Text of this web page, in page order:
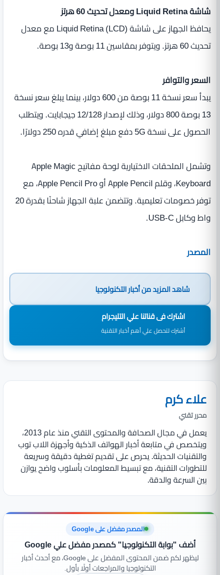
شاشة Liquid Retina ومعدل تحديث 60 هرتز
يحافظ الجهاز على شاشة Liquid Retina (LCD) مع معدل
تحديث 60 هرتز. ويتوفر بمقاسين 11 بوصة و13 بوصة.
السعر والتوافر
يبدأ سعر نسخة 11 بوصة من 600 دولار، بينما يبلغ سعر نسخة
13 بوصة 800 دولار، وذلك لإصدار 12/128 جيجابايت. ويتطلب
الحصول على نسخة 5G دفع مبلغ إضافي قدره 250 دولارًا.
وتشمل الملحقات الاختيارية لوحة مفاتيح Apple Magic
Keyboard، وقلم Apple Pencil أو Apple Pencil Pro، مع
توفر خصومات تعليمية. وتتضمن علبة الجهاز شاحنًا بقدرة 20
واط وكابل USB-C.
المصدر
شاهد المزيد منأخبار التكنولوجيا
اشترك فى قناتنا علي التليجرام
أشترك لتحصل علي أهم أخبار التقنية
علاء كرم
محرر تقني
يعمل في مجال الصحافة والمحتوى التقني منذ عام 2013،
ويتخصص في متابعة أخبار الهواتف الذكية وأجهزة اللاب توب
والتقنيات الحديثة. يحرص على تقديم تغطية دقيقة وسريعة
للتطورات التقنية، مع تبسيط المعلومات بأسلوب واضح يوازن
بين السرعة والدقة.
المصدر مفضل على Google
أضف "بوابة التكنولوجيا" كمصدر مفضل علي Google
ليظهر لكم ضمن المحتوى المفضل على Google، مع أحدث أخبار
التكنولوجيا والمراجعات أولًا بأول.